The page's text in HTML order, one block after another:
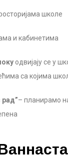
школе
и кабинетима
одвијају се у
са којима
– планирамо